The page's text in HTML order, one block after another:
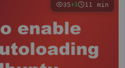
35+1 11 min